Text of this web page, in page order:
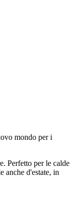
mondo per i
Perfetto per le calde
anche d'estate, in